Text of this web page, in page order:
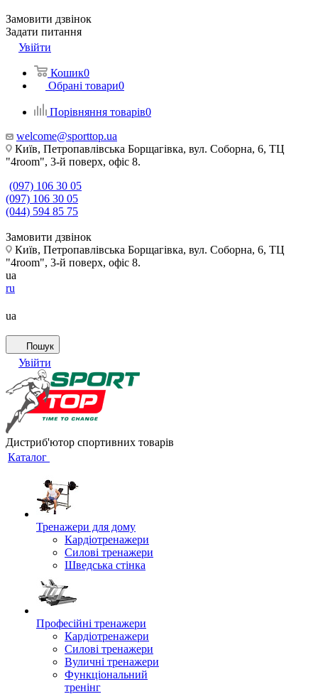
Замовити дзвінок
Задати питання
Увійти
Кошик0
Обрані товари0
Порівняння товарів0
welcome@sporttop.ua
Київ, Петропавлівська Борщагівка, вул. Соборна, 6, ТЦ
"4room", 3-й поверх, офіс 8.
(097) 106 30 05
(097) 106 30 05
(044) 594 85 75
Замовити дзвінок
Київ, Петропавлівська Борщагівка, вул. Соборна, 6, ТЦ
"4room", 3-й поверх, офіс 8.
ua
ru
ua
Пошук
Увійти
Дистриб'ютор спортивних товарів
Каталог
Тренажери для дому
Кардіотренажери
Силові тренажери
Шведська стінка
Професійні тренажери
Кардіотренажери
Силові тренажери
Вуличні тренажери
Функціональний
тренінг